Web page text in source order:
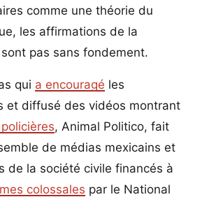
comme une théorie du
les affirmations de la
pas sans fondement.
qui a encouragé les
et diffusé des vidéos montrant
, Animal Politico, fait
de médias mexicains et
de la société civile financés à
colossales par le National